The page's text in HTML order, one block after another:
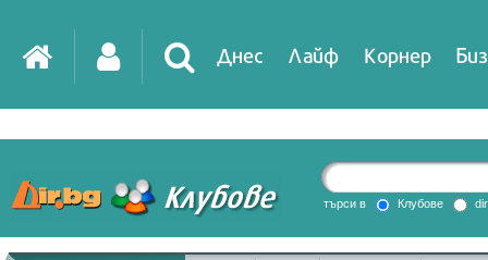
Днес Лайф Корнер
DirTV Impressio
търси в Клубове